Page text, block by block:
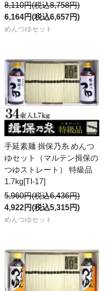
8,110円(税込8,758円)
6,164円(税込6,657円)
めんつゆセット
手延素麺 揖保乃糸 めんつ
ゆセット（マルテン揖保の
つゆストレート） 特級品
1.7kg[TI-17]
5,960円(税込6,436円)
4,922円(税込5,315円)
めんつゆセット